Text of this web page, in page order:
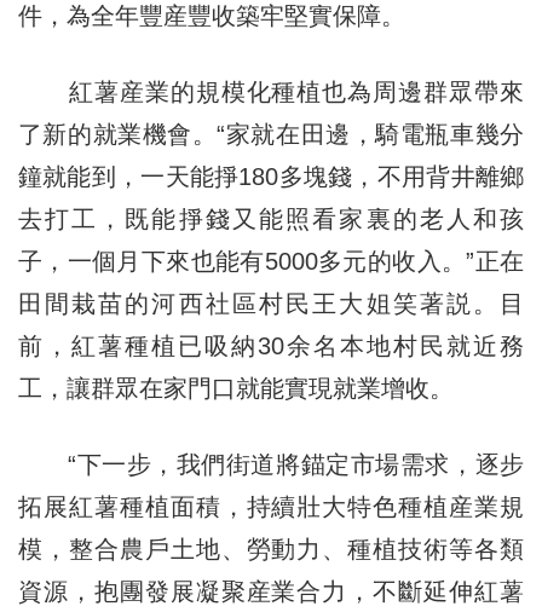
件，為全年豐産豐收築牢堅實保障。
紅薯産業的規模化種植也為周邊群眾帶來
了新的就業機會。“家就在田邊，騎電瓶車幾分
鐘就能到，一天能掙180多塊錢，不用背井離鄉
去打工，既能掙錢又能照看家裏的老人和孩
子，一個月下來也能有5000多元的收入。”正在
田間栽苗的河西社區村民王大姐笑著説。目
前，紅薯種植已吸納30余名本地村民就近務
工，讓群眾在家門口就能實現就業增收。
“下一步，我們街道將錨定市場需求，逐步
拓展紅薯種植面積，持續壯大特色種植産業規
模，整合農戶土地、勞動力、種植技術等各類
資源，抱團發展凝聚産業合力，不斷延伸紅薯